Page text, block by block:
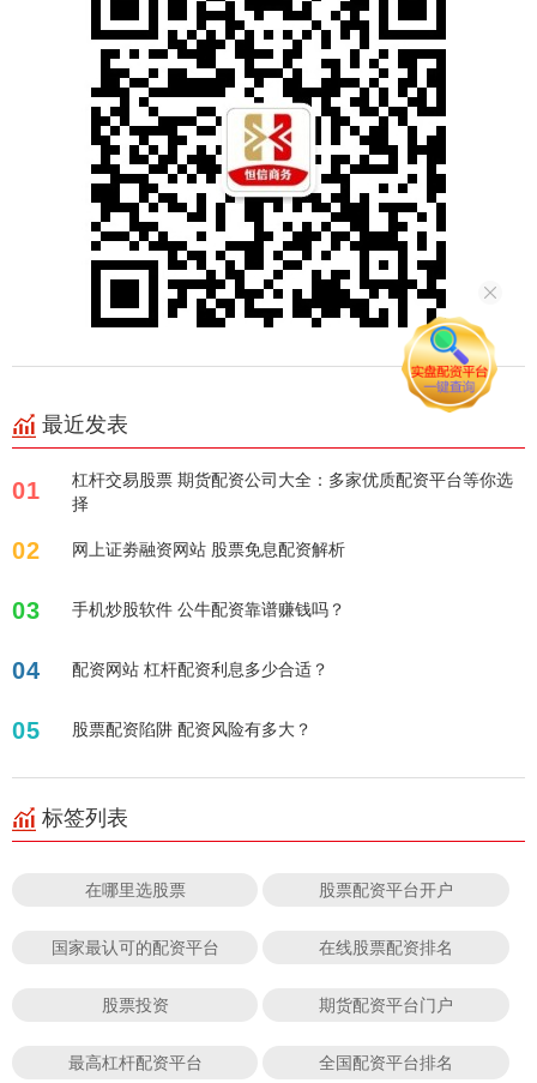
最近发表
01
杠杆交易股票 期货配资公司大全：多家优质配资平台等你选
择
02 网上证劵融资网站 股票免息配资解析
03 手机炒股软件 公牛配资靠谱赚钱吗？
04 配资网站 杠杆配资利息多少合适？
05 股票配资陷阱 配资风险有多大？
标签列表
在哪里选股票 股票配资平台开户
国家最认可的配资平台 在线股票配资排名
股票投资 期货配资平台门户
最高杠杆配资平台 全国配资平台排名